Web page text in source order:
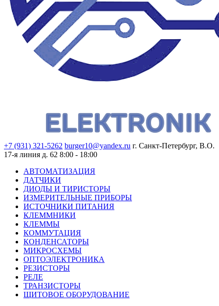
+7 (931) 321-5262 burger10@yandex.ru г. Санкт-Петербург, В.О.
17-я линия д. 62 8:00 - 18:00
АВТОМАТИЗАЦИЯ
ДАТЧИКИ
ДИОДЫ И ТИРИСТОРЫ
ИЗМЕРИТЕЛЬНЫЕ ПРИБОРЫ
ИСТОЧНИКИ ПИТАНИЯ
КЛЕММНИКИ
КЛЕММЫ
КОММУТАЦИЯ
КОНДЕНСАТОРЫ
МИКРОСХЕМЫ
ОПТОЭЛЕКТРОНИКА
РЕЗИСТОРЫ
РЕЛЕ
ТРАНЗИСТОРЫ
ЩИТОВОЕ ОБОРУДОВАНИЕ